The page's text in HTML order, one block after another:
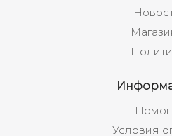
Условия